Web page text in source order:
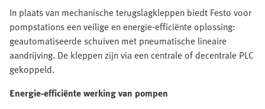
In plaats van mechanische terugslagkleppen biedt Festo voor
pompstations een veilige en energie-efficiënte oplossing:
geautomatiseerde schuiven met pneumatische lineaire
aandrijving. De kleppen zijn via een centrale of decentrale PLC
gekoppeld.
Energie-efficiënte werking van pompen